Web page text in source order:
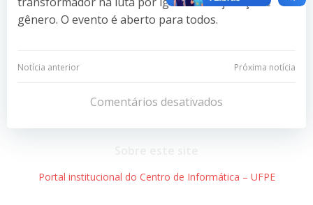
gênero. O evento é aberto para todos.
Navegação
Post
Notícia anterior
Navegação
de
Post
Próxima notícia
Comentários desativados
Portal institucional do Centro de Informática – UFPE